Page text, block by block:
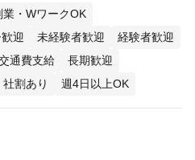
業・WワークOK
迎 未経験者歓迎
経験者歓迎
通費支給
長期歓迎
社割あり 週4日以上OK